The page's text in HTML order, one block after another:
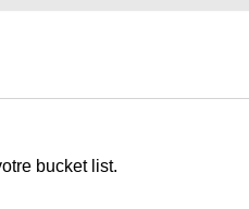
bucket list.